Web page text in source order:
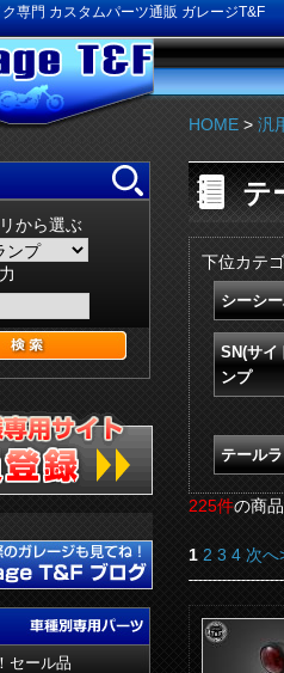
専門 カスタムパーツ通販 ガレージT&F
から選ぶ
セール品
HOME > 汎
テ
下位カテゴ
シーシ
SN(サイ
ンプ
テール
225件の商
1 2 3 4 次へ